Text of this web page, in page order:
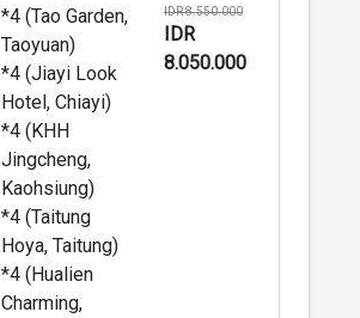
*4 (Tao Garden,
Taoyuan)
*4 (Jiayi Look
Hotel, Chiayi)
*4 (KHH
Jingcheng,
Kaohsiung)
*4 (Taitung
Hoya, Taitung)
*4 (Hualien
Charming,
IDR 8.550.000
IDR
8.050.000